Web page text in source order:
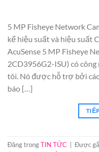
5 MP Fisheye Network
kể hiệu suất và hiệu suất
AcuSense 5 MP Fisheye
2CD3956G2-ISU) có công
tôi. Nó được hỗ trợ bởi
báo […]
Đăng trongTIN TỨC Được